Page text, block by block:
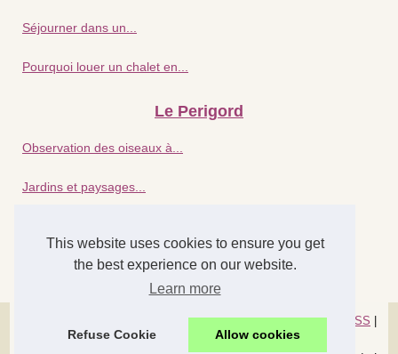
This website uses cookies to ensure you get
the best experience on our website.
Learn more
Refuse Cookie Allow cookies
Séjourner dans un...
Pourquoi louer un chalet en...
Le Perigord
Observation des oiseaux à...
Jardins et paysages...
Détente assurée : séjour...
Découvrir portail|Cookies Policy RSS
Dotclear © 2003-2026